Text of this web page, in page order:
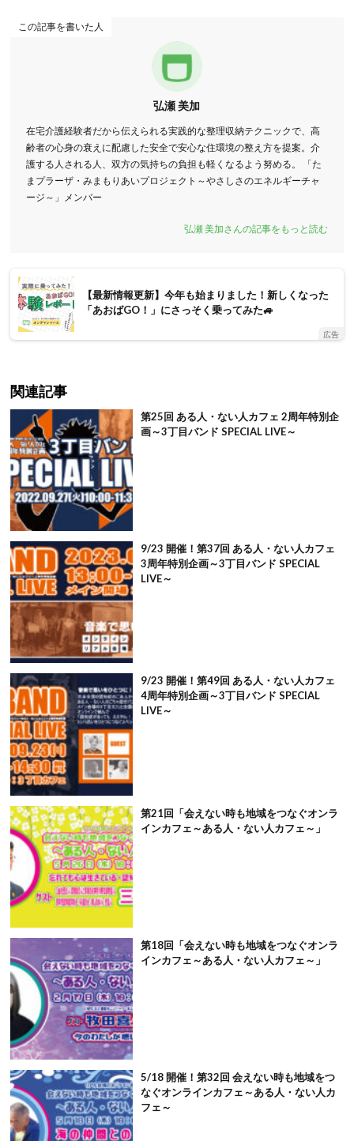
この記事を書いた人
弘瀬 美加
在宅介護経験者だから伝えられる実践的な整理収納テクニックで、高
齢者の心身の衰えに配慮した安全で安心な住環境の整え方を提案。介
護する人される人、双方の気持ちの負担も軽くなるよう努める。 「た
まプラーザ・みまもりあいプロジェクト～やさしさのエネルギーチャ
ージ～」メンバー
弘瀬 美加さんの記事をもっと読む
【最新情報更新】今年も始まりました！新しくなった
「あおばGO！」にさっそく乗ってみた🚙
広告
関連記事
第25回 ある人・ない人カフェ 2周年特別企
画～3丁目バンド SPECIAL LIVE～
9/23 開催！第37回 ある人・ない人カフェ
3周年特別企画～3丁目バンド SPECIAL
LIVE～
9/23 開催！第49回 ある人・ない人カフェ
4周年特別企画～3丁目バンド SPECIAL
LIVE～
第21回「会えない時も地域をつなぐオンラ
インカフェ～ある人・ない人カフェ～」
第18回「会えない時も地域をつなぐオンラ
インカフェ～ある人・ない人カフェ～」
5/18 開催！第32回 会えない時も地域をつ
なぐオンラインカフェ～ある人・ない人カ
フェ～